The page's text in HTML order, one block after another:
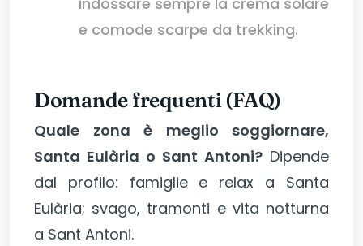
e comode scarpe da trekking.
Domande frequenti (FAQ)
Quale zona è meglio soggiornare,
Santa Eulària o Sant Antoni? Dipende
dal profilo: famiglie e relax a Santa
Eulària; svago, tramonti e vita notturna
a Sant Antoni.